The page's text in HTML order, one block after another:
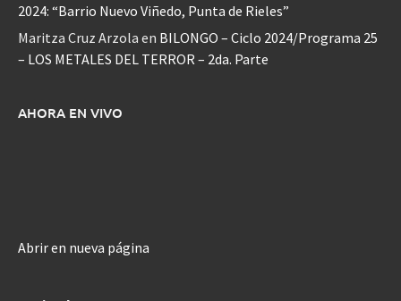
2024: “Barrio Nuevo Viñedo, Punta de Rieles”
Maritza Cruz Arzola en BILONGO – Ciclo 2024/Programa 25
– LOS METALES DEL TERROR – 2da. Parte
AHORA EN VIVO
Abrir en nueva página